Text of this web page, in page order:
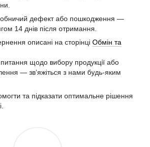
дефект або пошкодження —
14 днів після отримання.
описані на сторінці Обмін та
щодо вибору продукції або
— зв’яжіться з нами будь-яким
та підказати оптимальне рішення